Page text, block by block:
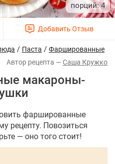
4
/ Паста / Фаршированные
Саша Кружко
макароны-
фаршированные
рецепту. Повозиться
— оно того стоит!